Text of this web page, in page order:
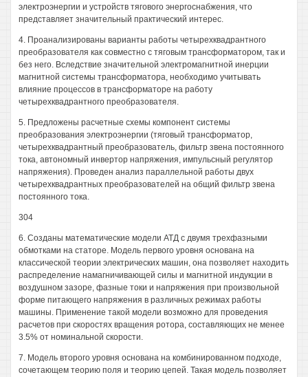
электроэнергии и устройств тягового энергоснабжения, что
представляет значительный практический интерес.
4. Проанализированы варианты работы четырехквадрантного
преобразователя как совместно с тяговым трансформатором, так и
без него. Вследствие значительной электромагнитной инерции
магнитной системы трансформатора, необходимо учитывать
влияние процессов в трансформаторе на работу
четырехквадрантного преобразователя.
5. Предложены расчетные схемы компонент системы
преобразования электроэнергии (тяговый трансформатор,
четырехквадрантный преобразователь, фильтр звена постоянного
тока, автономный инвертор напряжения, импульсный регулятор
напряжения). Проведен анализ параллельной работы двух
четырехквадрантных преобразователей на общий фильтр звена
постоянного тока.
304
6. Созданы математические модели АТД с двумя трехфазными
обмотками на статоре. Модель первого уровня основана на
классической теории электрических машин, она позволяет находить
распределение намагничивающей силы и магнитной индукции в
воздушном зазоре, фазные токи и напряжения при произвольной
форме питающего напряжения в различных режимах работы
машины. Применение такой модели возможно для проведения
расчетов при скоростях вращения ротора, составляющих не менее
3.5% от номинальной скорости.
7. Модель второго уровня основана на комбинированном подходе,
сочетающем теорию поля и теорию цепей. Такая модель позволяет